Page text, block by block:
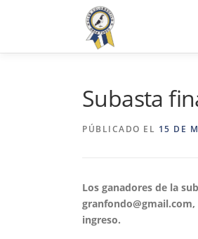
Subasta
PÚBLICADO EL 15 DE
Los ganadores de la
ingreso.